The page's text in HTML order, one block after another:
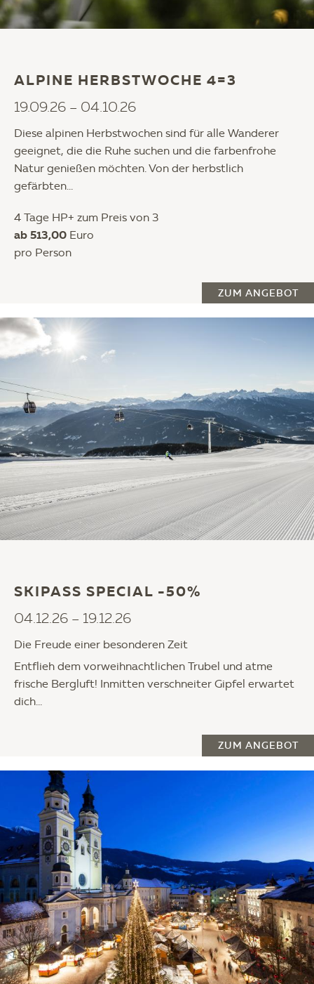
ALPINE HERBSTWOCHE 4=3
19.09.26 – 04.10.26
Diese alpinen Herbstwochen sind für alle Wanderer
geeignet, die die Ruhe suchen und die farbenfrohe
Natur genießen möchten. Von der herbstlich
gefärbten...
4 Tage HP+ zum Preis von 3
ab 513,00 Euro
pro Person
ZUM ANGEBOT
SKIPASS SPECIAL -50%
04.12.26 – 19.12.26
Die Freude einer besonderen Zeit
Entflieh dem vorweihnachtlichen Trubel und atme
frische Bergluft! Inmitten verschneiter Gipfel erwartet
dich...
ZUM ANGEBOT